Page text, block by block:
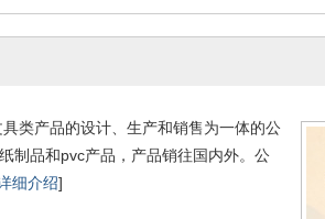
双线轮廓笔24色
类产品的设计、生产和销售为一体的公
制品和pvc产品，产品销往国内外。公
细介绍]